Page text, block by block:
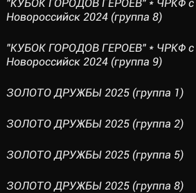
"КУБОК ГОРОДОВ ГЕРОЕВ" * ЧРКФ с
Новороссийск 2024 (группа 8)
"КУБОК ГОРОДОВ ГЕРОЕВ" * ЧРКФ с
Новороссийск 2024 (группа 9)
ЗОЛОТО ДРУЖБЫ 2025 (группа 1)
ЗОЛОТО ДРУЖБЫ 2025 (группа 2)
ЗОЛОТО ДРУЖБЫ 2025 (группа 5)
ЗОЛОТО ДРУЖБЫ 2025 (группа 8)